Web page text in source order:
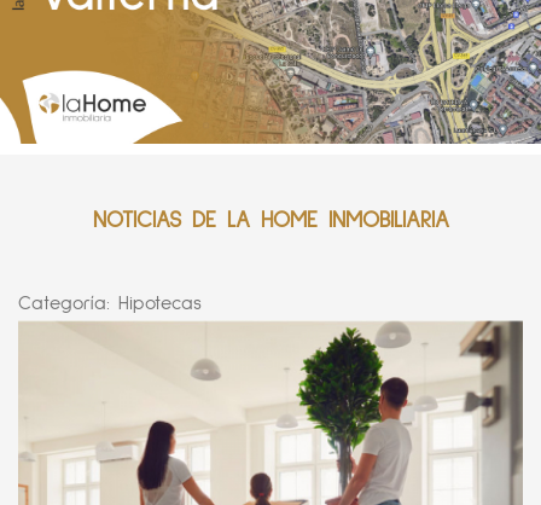
NOTICIAS DE LA HOME INMOBILIARIA
Categoría: Hipotecas